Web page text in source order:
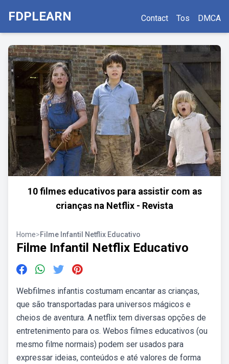
FDPLEARN Contact Tos DMCA
10 filmes educativos para assistir com as
crianças na Netflix - Revista
Home>Filme Infantil Netflix Educativo
Filme Infantil Netflix Educativo
Webfilmes infantis costumam encantar as crianças,
que são transportadas para universos mágicos e
cheios de aventura. A netflix tem diversas opções de
entretenimento para os. Webos filmes educativos (ou
mesmo filme normais) podem ser usados para
expressar ideias, conteúdos e até valores de forma